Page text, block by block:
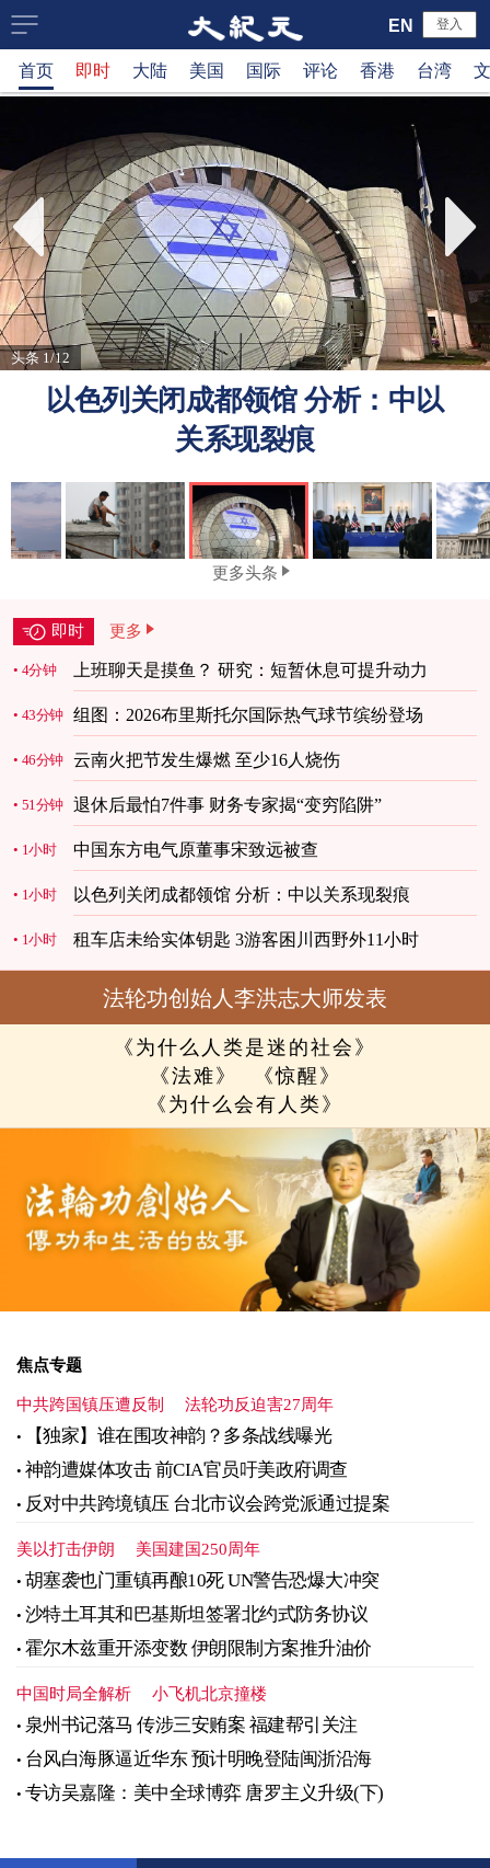
大
纪
元
新
闻
网
登入
EN
首页 即时 大陆 美国 国际 评论 香港 台湾
头条 1/12
以色列关闭成都领馆 分析：中以
关系现裂痕
更多头条
即时 更多
4分钟 上班聊天是摸鱼？ 研究：短暂休息可提升动力
43分钟 组图：2026布里斯托尔国际热气球节缤纷登场
46分钟 云南火把节发生爆燃 至少16人烧伤
51分钟 退休后最怕7件事 财务专家揭“变穷陷阱”
1小时 中国东方电气原董事宋致远被查
1小时 以色列关闭成都领馆 分析：中以关系现裂痕
1小时 租车店未给实体钥匙 3游客困川西野外11小时
法轮功创始人李洪志大师发表
《为什么人类是迷的社会》
《法难》
《惊醒》
《为什么会有人类》
焦点专题
中共跨国镇压遭反制 法轮功反迫害27周年
【独家】谁在围攻神韵？多条战线曝光
神韵遭媒体攻击 前CIA官员吁美政府调查
反对中共跨境镇压 台北市议会跨党派通过提案
美以打击伊朗 美国建国250周年
胡塞袭也门重镇再酿10死 UN警告恐爆大冲突
沙特土耳其和巴基斯坦签署北约式防务协议
霍尔木兹重开添变数 伊朗限制方案推升油价
中国时局全解析 小飞机北京撞楼
泉州书记落马 传涉三安贿案 福建帮引关注
台风白海豚逼近华东 预计明晚登陆闽浙沿海
专访吴嘉隆：美中全球博弈 唐罗主义升级(下)